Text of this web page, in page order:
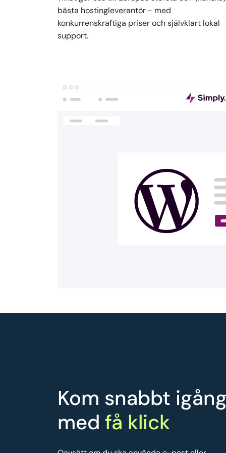
bästa hostingleverantör - med
konkurrenskraftiga priser och självklart lokal
support.
Kom snabbt
med få klick